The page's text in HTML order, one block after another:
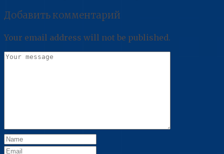
Добавить комментарий
Your email address will not be published.